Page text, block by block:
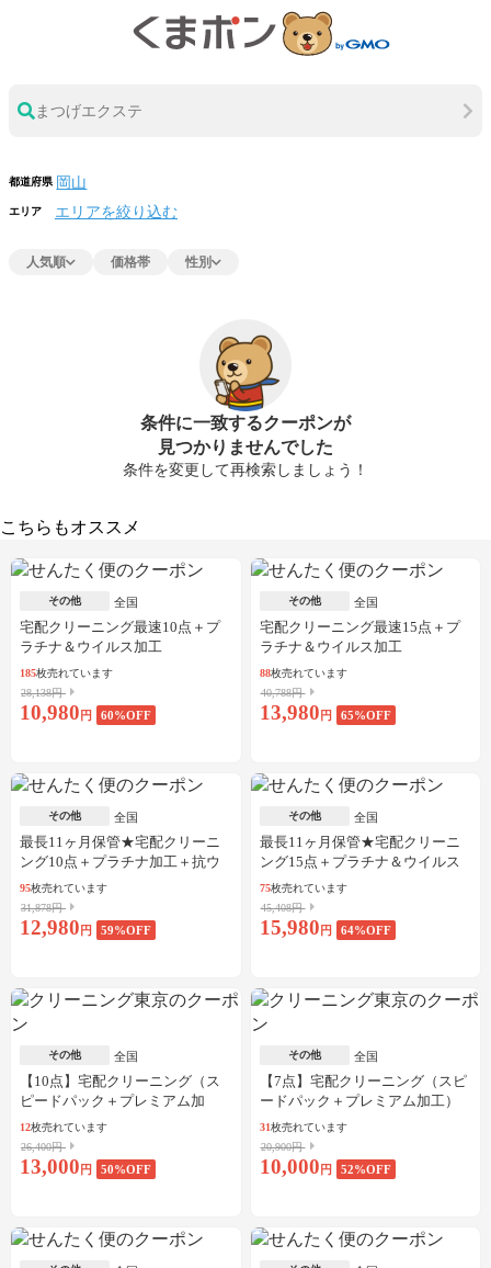
まつげエクステ
都道府県
エリア エリアを絞り込む
人気順 価格帯 性別
条件に一致するクーポンが
見つかりませんでした
条件を変更して再検索しましょう！
こちらもオススメ
その他 全国
宅配クリーニング最速10点＋プ
ラチナ＆ウイルス加工
185枚売れています
28,138円
10,980 円 60%OFF
その他 全国
宅配クリーニング最速15点＋プ
ラチナ＆ウイルス加工
88枚売れています
40,788円
13,980 円 65%OFF
その他 全国
最長11ヶ月保管★宅配クリーニ
ング10点＋プラチナ加工＋抗ウ
イルス加工
95枚売れています
31,878円
12,980 円 59%OFF
その他 全国
最長11ヶ月保管★宅配クリーニ
ング15点＋プラチナ＆ウイルス
加工
75枚売れています
45,408円
15,980 円 64%OFF
その他 全国
【10点】宅配クリーニング（ス
ピードパック＋プレミアム加
工）
12枚売れています
26,400円
13,000 円 50%OFF
その他 全国
【7点】宅配クリーニング（スピ
ードパック＋プレミアム加工）
31枚売れています
20,900円
10,000 円 52%OFF